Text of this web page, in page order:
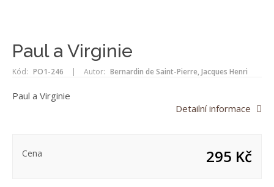
Paul a Virginie
Kód: PO1-246 | Autor: Bernardin de Saint-Pierre, Jacques Henri
Paul a Virginie
Detailní informace
Cena 295 Kč